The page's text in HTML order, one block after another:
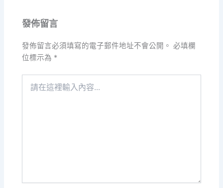
發佈留言
發佈留言必須填寫的電子郵件地址不會公開。 必填欄
位標示為 *